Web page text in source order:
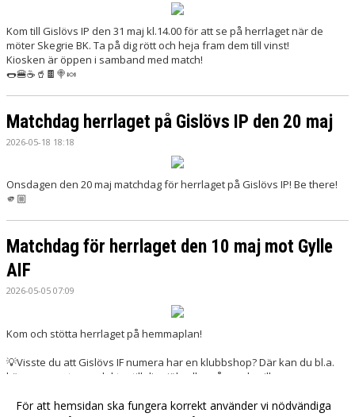
Kom till Gislövs IP den 31 maj kl.14.00 för att se på herrlaget när de
möter Skegrie BK. Ta på dig rött och heja fram dem till vinst!
Kiosken är öppen i samband med match!
🌭🍔☕️🥤🍫🍭🍬
Matchdag herrlaget på Gislövs IP den 20 maj
2026-05-18 18:18
Onsdagen den 20 maj matchdag för herrlaget på Gislövs IP! Be there!
🫵🏼
Matchdag för herrlaget den 10 maj mot Gylle
AIF
2026-05-05 07:09
Kom och stötta herrlaget på hemmaplan!
💡Visste du att Gislövs IF numera har en klubbshop? Där kan du bl.a.
köpa supporterprodukter till dig själv eller någon du gillar.
Du hittar Gislövs IF:s klubbshop på Gislövs IF:s hemsida.
För att hemsidan ska fungera korrekt använder vi nödvändiga